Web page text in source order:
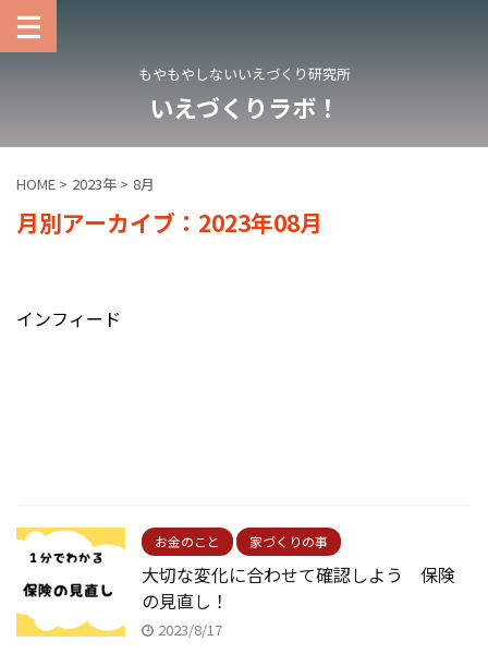
もやもやしないいえづくり研究所
いえづくりラボ！
HOME > 2023年 > 8月
月別アーカイブ：2023年08月
インフィード
お金のこと 家づくりの事
大切な変化に合わせて確認しよう 保険
の見直し！
2023/8/17